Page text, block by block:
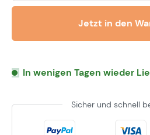
Jetzt in den
In wenigen Tagen wieder
Sicher und schnell